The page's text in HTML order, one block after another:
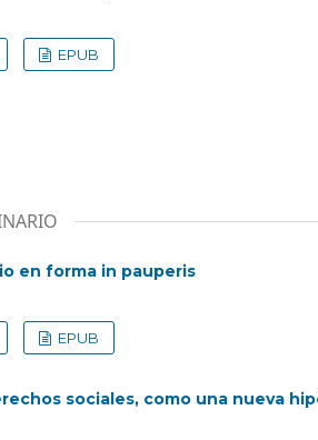
EPUB
en forma in pauperis
EPUB
sociales, como una nueva